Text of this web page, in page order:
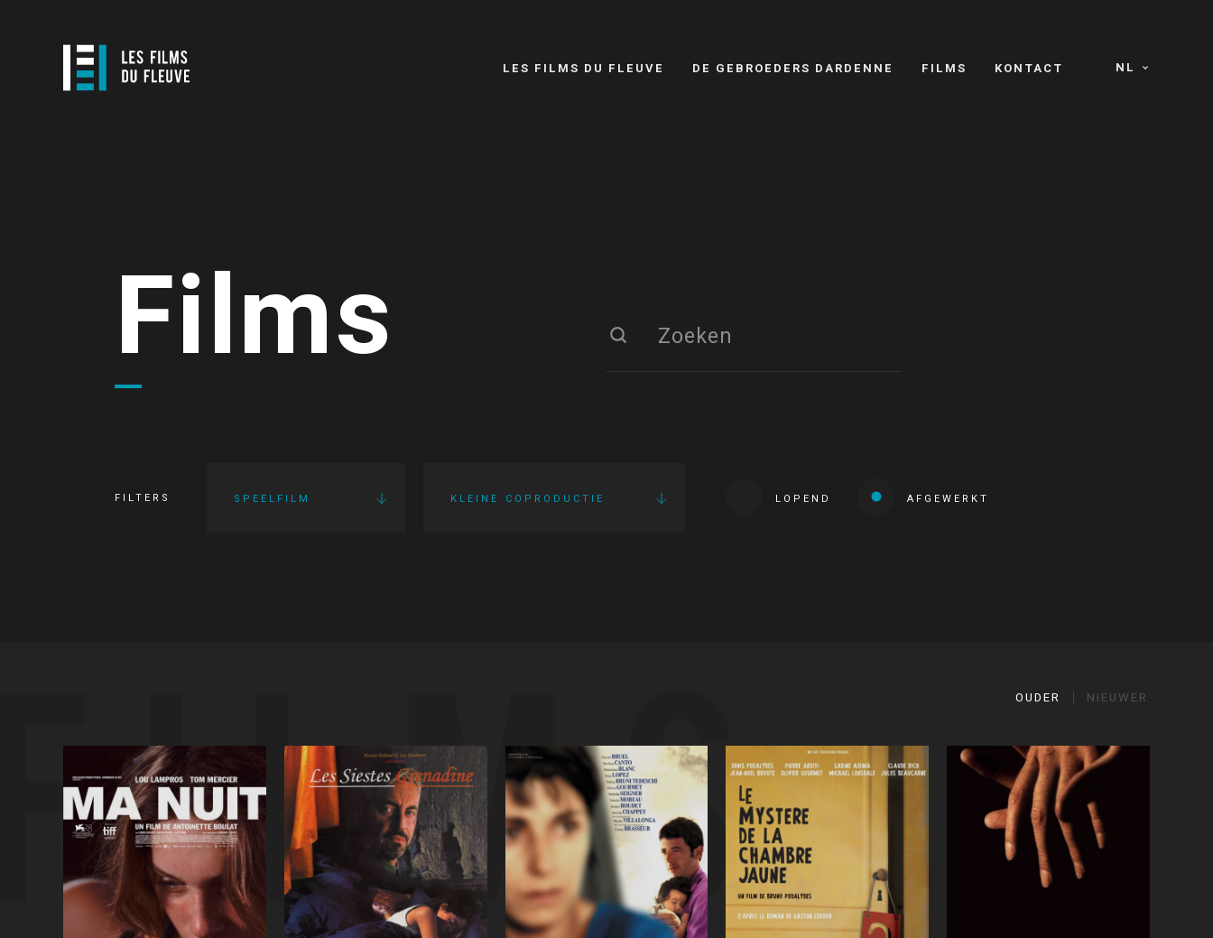
NL
LES FILMS DU FLEUVE DE GEBROEDERS DARDENNE FILMS KONTACT
Films
FILTERS SPEELFILM KLEINE COPRODUCTIE LOPEND AFGEWERKT
OUDER NIEUWER